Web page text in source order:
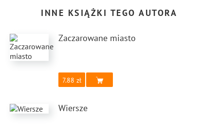
INNE KSIĄŻKI TEGO AUTORA
Zaczarowane miasto
7.88
Wiersze